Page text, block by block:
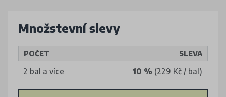
Množstevní slevy
POČET SLEVA
2 bal a více 10 % (229 Kč / bal)